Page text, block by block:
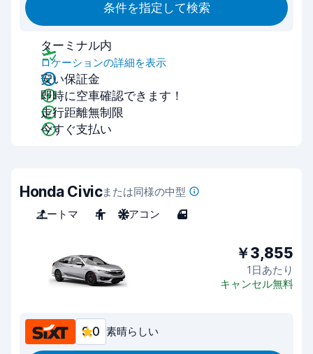
条件を指定して検索
ターミナル内
ロケーションの詳細を表示
安い保証金
即時に空車確認できます！
走行距離無制限
今すぐ支払い
Honda Civicまたは同様の中型
オートマ
4 エアコン 4
￥3,855
1日あたり
キャンセル無料
9.0 素晴らしい